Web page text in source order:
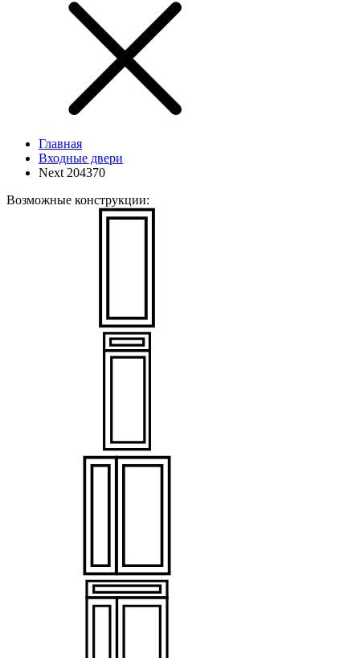
Главная
Входные двери
Next 204370
Возможные конструкции: